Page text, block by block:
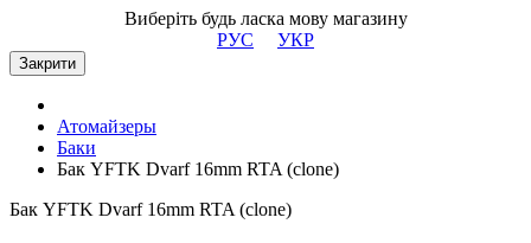
Виберіть будь ласка мову магазину
РУС
УКР
Закрити
Атомайзеры
Баки
Бак YFTK Dvarf 16mm RTA (clone)
Бак YFTK Dvarf 16mm RTA (clone)